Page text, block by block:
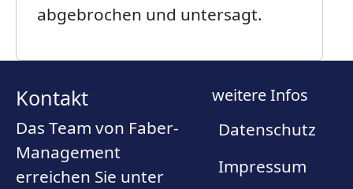
abgebrochen und untersagt.
Kontakt
Das Team von Faber-
Management
erreichen Sie unter
weitere Infos
Datenschutz
Impressum